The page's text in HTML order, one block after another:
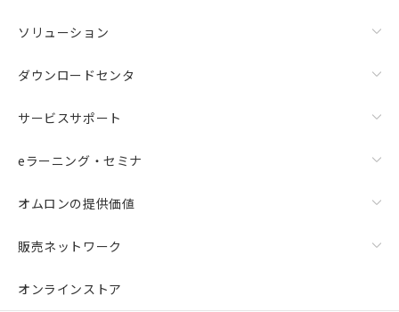
ソリューション
ダウンロードセンタ
サービスサポート
eラーニング・セミナ
オムロンの提供価値
販売ネットワーク
オンラインストア